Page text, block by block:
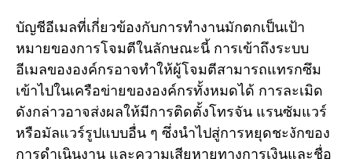
บัญชีอีเมลที่เกี่ยวข้องกับการทำงานมักตกเป็นเป้า
หมายของการโจมตีในลักษณะนี้ การเข้าถึงระบบ
อีเมลขององค์กรอาจทำให้ผู้โจมตีสามารถแทรกซึม
เข้าไปในเครือข่ายขององค์กรทั้งหมดได้ การละเมิด
ดังกล่าวอาจส่งผลให้มีการติดตั้งโทรจัน แรนซัมแวร์
หรือมัลแวร์รูปแบบอื่น ๆ ซึ่งนำไปสู่การหยุดชะงักของ
การดำเนินงาน และความเสียหายทางการเงินและชื่อ